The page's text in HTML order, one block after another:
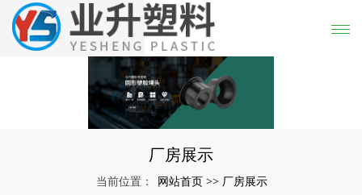
厂房展示
当前位置： 网站首页 >> 厂房展示